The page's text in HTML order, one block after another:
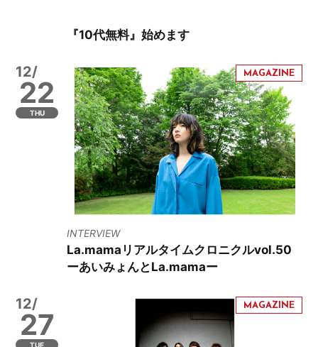
『10代無料』始めます
12/
22
THU
INTERVIEW
La.mamaリアルタイムクロニクルvol.50
ーあいみょんとLa.mamaー
12/
27
TUE